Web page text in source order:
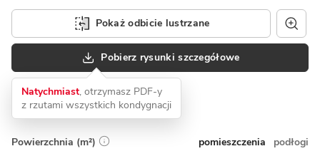
Pokaż odbicie lustrzane
Pobierz rysunki szczegółowe
Natychmiast, otrzymasz PDF-y
z rzutami wszystkich kondygnacji
Powierzchnia (m²) pomieszczenia
podłogi